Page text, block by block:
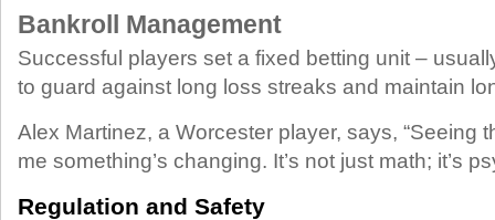
Bankroll Management
Successful players set a fixed betting unit –
to guard against long loss streaks and maintain
Alex Martinez, a Worcester player, says, “Seeing
me something’s changing. It’s not just math; it’s
Regulation and Safety